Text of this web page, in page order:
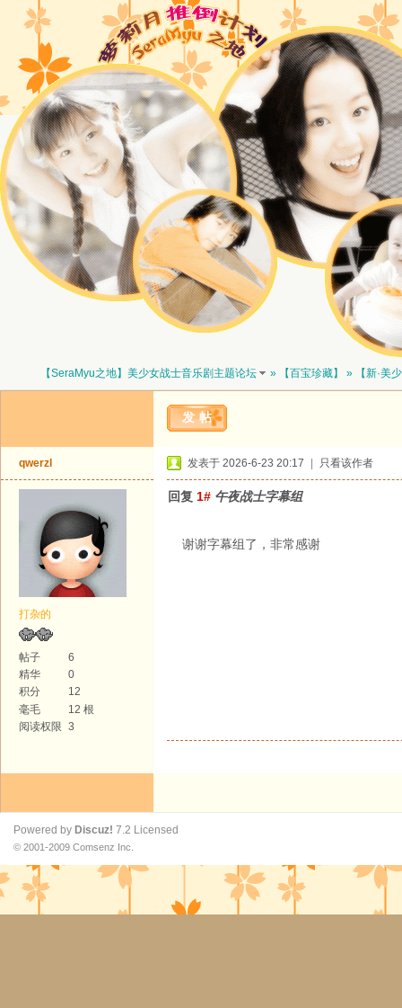
【SeraMyu之地】美少女战士音乐剧主题论坛 » 【百宝珍藏】 » 【新·美
发帖
qwerzl
打杂的
帖子
6
精华
0
积分
12
毫毛
12 根
阅读权限 3
发表于 2026-6-23 20:17 只看该作者
回复 1# 午夜战士字幕组
谢谢字幕组了，非常感谢
Powered by Discuz! 7.2 Licensed
© 2001-2009 Comsenz Inc.